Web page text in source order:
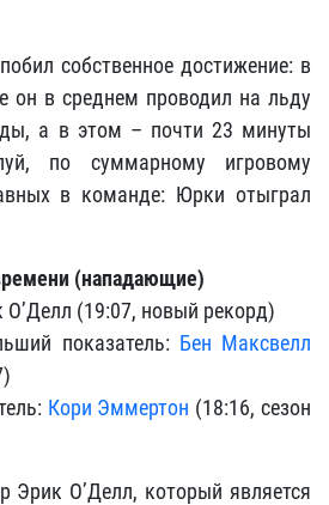
собственное достижение: в
он в среднем проводил на льду
а в этом – почти 23 минуты
по суммарному игровому
в команде: Юрки отыграл
(нападающие)
О’Делл (19:07, новый рекорд)
показатель: Бен Максвелл
Кори Эммертон (18:16, сезон
Эрик О’Делл, который является